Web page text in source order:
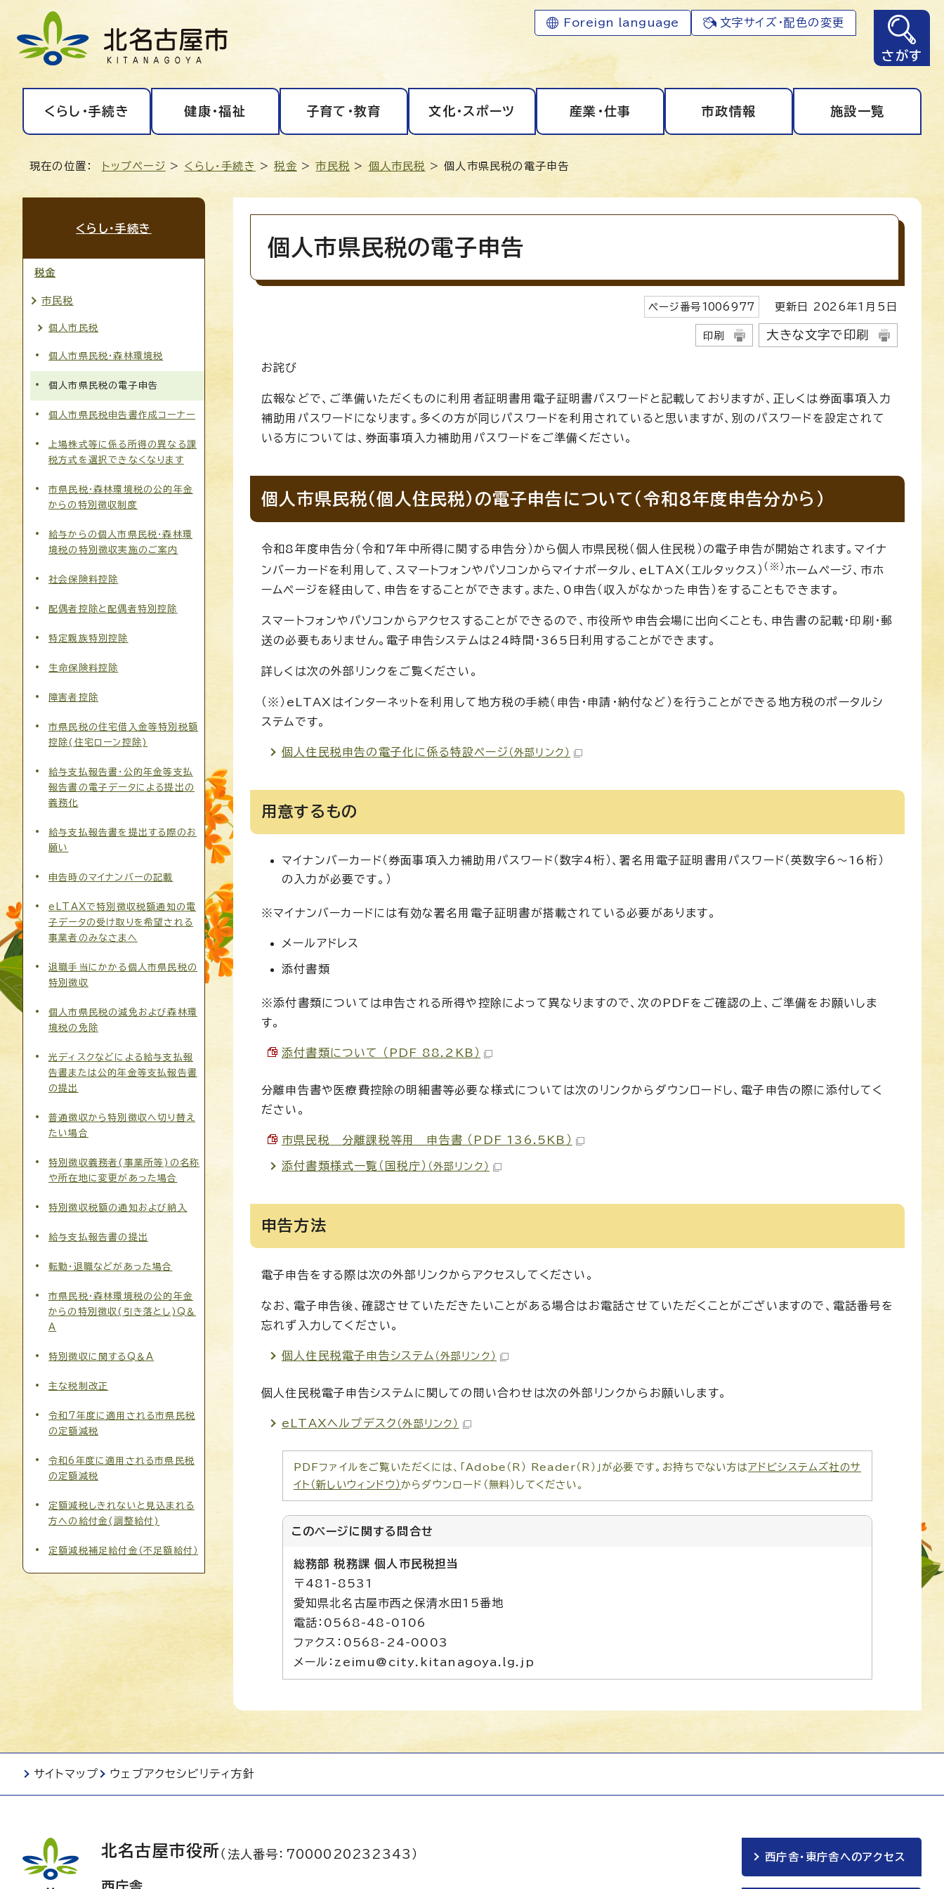
Foreign language 文字サイズ・配色の変更
さがす
くらし・手続き 健康・福祉 子育て・教育 文化・スポーツ 産業・仕事 市政情報 施設一覧
現在の位置： トップページ > くらし・手続き >税金 >市民税 >個人市民税 > 個人市県民税の電子申告
個人市県民税の電子申告
ページ番号 1006977 更新日 2026年1月5日
印刷 大きな文字で印刷
お詫び
広報などで、ご準備いただくものに利用者証明書用電子証明書パスワードと記載しておりますが、正しくは券面事項入力
補助用パスワードになります。多くの方が同じパスワードを利用されていると思いますが、別のパスワードを設定されて
いる方については、券面事項入力補助用パスワードをご準備ください。
個人市県民税（個人住民税）の電子申告について（令和8年度申告分から）
令和8年度申告分（令和7年中所得に関する申告分）から個人市県民税（個人住民税）の電子申告が開始されます。マイナ
ンバーカードを利用して、スマートフォンやパソコンからマイナポータル、eLTAX（エルタックス） （※） ホームページ、市ホ
ームページを経由して、申告をすることができます。また、0申告（収入がなかった申告）をすることもできます。
スマートフォンやパソコンからアクセスすることができるので、市役所や申告会場に出向くことも、申告書の記載・印刷・郵
送の必要もありません。電子申告システムは24時間・365日利用することができます。
詳しくは次の外部リンクをご覧ください。
（※）eLTAXはインターネットを利用して地方税の手続（申告・申請・納付など）を行うことができる地方税のポータルシ
ステムです。
個人住民税申告の電子化に係る特設ページ （外部リンク）
用意するもの
マイナンバーカード（券面事項入力補助用パスワード（数字4桁）、署名用電子証明書用パスワード（英数字6〜16桁）
の入力が必要です。）
※マイナンバーカードには有効な署名用電子証明書が搭載されている必要があります。
メールアドレス
添付書類
※添付書類については申告される所得や控除によって異なりますので、次のPDFをご確認の上、ご準備をお願いしま
す。
添付書類について （PDF 88.2KB）
分離申告書や医療費控除の明細書等必要な様式については次のリンクからダウンロードし、電子申告の際に添付してく
ださい。
市県民税 分離課税等用 申告書 （PDF 136.5KB）
添付書類様式一覧（国税庁） （外部リンク）
申告方法
電子申告をする際は次の外部リンクからアクセスしてください。
なお、電子申告後、確認させていただきたいことがある場合はお電話させていただくことがございますので、電話番号を
忘れず入力してください。
個人住民税電子申告システム （外部リンク）
個人住民税電子申告システムに関しての問い合わせは次の外部リンクからお願いします。
eLTAXヘルプデスク （外部リンク）
PDFファイルをご覧いただくには、「Adobe（R） Reader（R）」が必要です。お持ちでない方はアドビシステムズ社のサ
イト（新しいウィンドウ）からダウンロード（無料）してください。
このページに関する 問合せ
総務部 税務課 個人市民税担当
〒481-8531
愛知県北名古屋市西之保清水田15番地
電話：0568-48-0106
ファクス：0568-24-0003
メール：zeimu@city.kitanagoya.lg.jp
くらし・手続き
税金
市民税
個人市民税
個人市県民税・森林環境税
個人市県民税の電子申告
個人市県民税申告書作成コーナー
上場株式等に係る所得の異なる課
税方式を選択できなくなります
市県民税・森林環境税の公的年金
からの特別徴収制度
給与からの個人市県民税・森林環
境税の特別徴収実施のご案内
社会保険料控除
配偶者控除と配偶者特別控除
特定親族特別控除
生命保険料控除
障害者控除
市県民税の住宅借入金等特別税額
控除(住宅ローン控除)
給与支払報告書・公的年金等支払
報告書の電子データによる提出の
義務化
給与支払報告書を提出する際のお
願い
申告時のマイナンバーの記載
eLTAXで特別徴収税額通知の電
子データの受け取りを希望される
事業者のみなさまへ
退職手当にかかる個人市県民税の
特別徴収
個人市県民税の減免および森林環
境税の免除
光ディスクなどによる給与支払報
告書または公的年金等支払報告書
の提出
普通徴収から特別徴収へ切り替え
たい場合
特別徴収義務者(事業所等)の名称
や所在地に変更があった場合
特別徴収税額の通知および納入
給与支払報告書の提出
転勤・退職などがあった場合
市県民税・森林環境税の公的年金
からの特別徴収(引き落とし)Q＆
A
特別徴収に関するQ＆A
主な税制改正
令和7年度に適用される市県民税
の定額減税
令和6年度に適用される市県民税
の定額減税
定額減税しきれないと見込まれる
方への給付金(調整給付)
定額減税補足給付金（不足額給付）
サイトマップ ウェブアクセシビリティ方針
北名古屋市役所（法人番号：7000020232343）
西庁舎
西庁舎・東庁舎へのアクセス